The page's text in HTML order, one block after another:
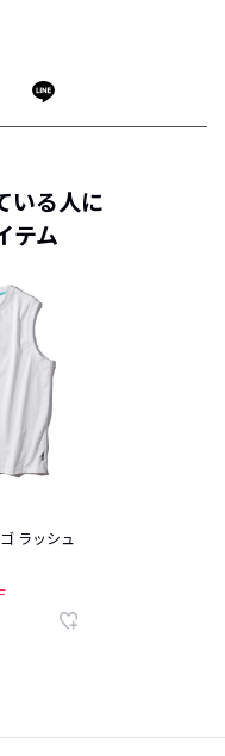
いる人に
テム
ラッシュ